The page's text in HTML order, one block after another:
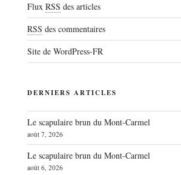
Flux RSS des articles
RSS des commentaires
Site de WordPress-FR
DERNIERS ARTICLES
Le scapulaire brun du Mont-Carmel
août 7, 2026
Le scapulaire brun du Mont-Carmel
août 6, 2026